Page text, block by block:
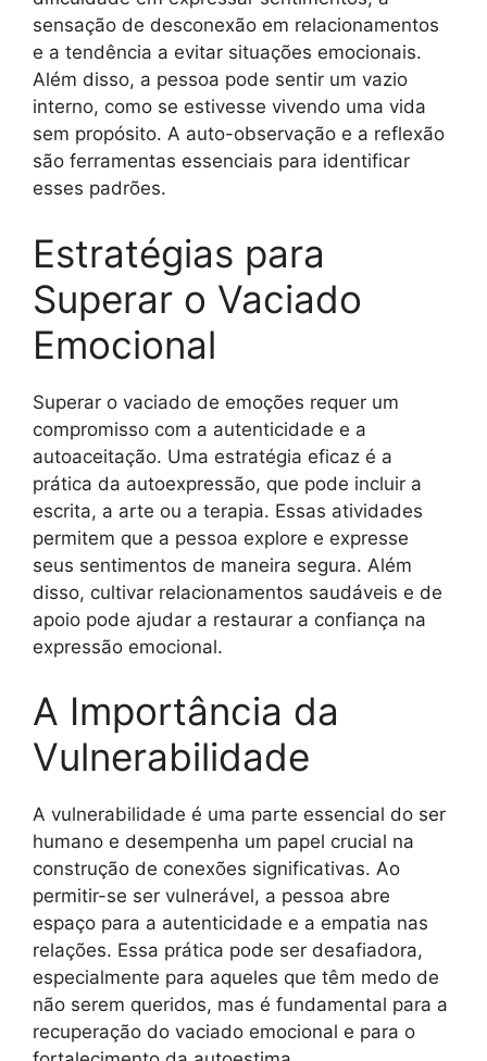
sensação de desconexão em relacionamentos
e a tendência a evitar situações emocionais.
Além disso, a pessoa pode sentir um vazio
interno, como se estivesse vivendo uma vida
sem propósito. A auto-observação e a reflexão
são ferramentas essenciais para identificar
esses padrões.
Estratégias para
Superar o Vaciado
Emocional
Superar o vaciado de emoções requer um
compromisso com a autenticidade e a
autoaceitação. Uma estratégia eficaz é a
prática da autoexpressão, que pode incluir a
escrita, a arte ou a terapia. Essas atividades
permitem que a pessoa explore e expresse
seus sentimentos de maneira segura. Além
disso, cultivar relacionamentos saudáveis e de
apoio pode ajudar a restaurar a confiança na
expressão emocional.
A Importância da
Vulnerabilidade
A vulnerabilidade é uma parte essencial do ser
humano e desempenha um papel crucial na
construção de conexões significativas. Ao
permitir-se ser vulnerável, a pessoa abre
espaço para a autenticidade e a empatia nas
relações. Essa prática pode ser desafiadora,
especialmente para aqueles que têm medo de
não serem queridos, mas é fundamental para a
recuperação do vaciado emocional e para o